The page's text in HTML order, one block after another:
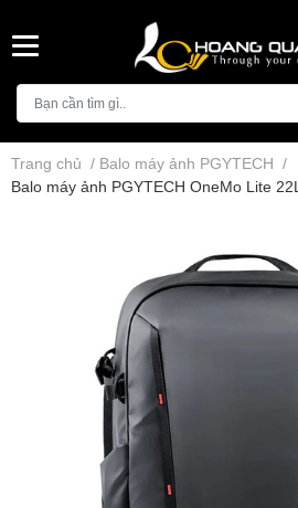
Trang chủ / Balo máy ảnh PGYTECH /
Balo máy ảnh PGYTECH OneMo Lite 22L